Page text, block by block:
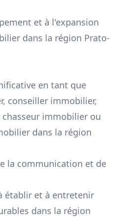
et à l'expansion
dans la région Prato-
en tant que
conseiller immobilier,
immobilier ou
dans la région
la communication et de
établir et à entretenir
dans la région